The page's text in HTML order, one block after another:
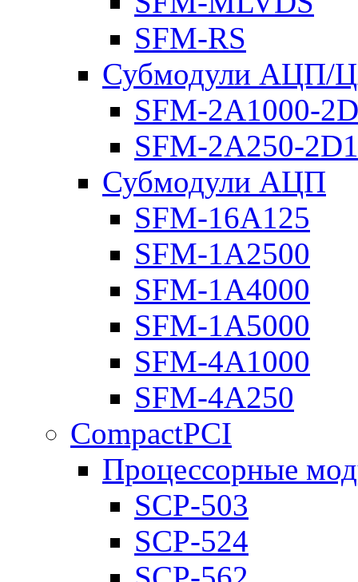
SFM-RS
Субмодули АЦП/
SFM-2A1000-
SFM-2A250-
Субмодули АЦП
SFM-16A125
SFM-1A2500
SFM-1A4000
SFM-1A5000
SFM-4A1000
SFM-4A250
CompactPCI
Процессорные
SCP-503
SCP-524